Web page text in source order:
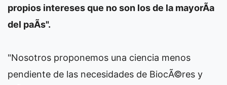
propios intereses que no son los de la mayorÃ­a
del paÃ­s".
"Nosotros proponemos una ciencia menos
pendiente de las necesidades de BiocÃ©res y